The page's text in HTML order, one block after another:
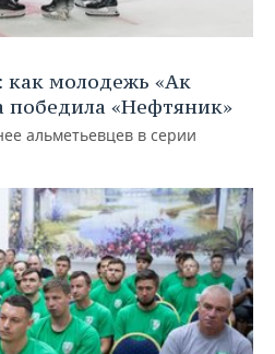
как молодежь «Ак
победила «Нефтяник»
альметьевцев в серии